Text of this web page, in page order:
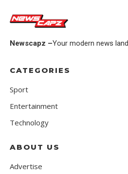
Newscapz –Your modern news
CATEGORIES
Sport
Entertainment
Technology
ABOUT US
Advertise